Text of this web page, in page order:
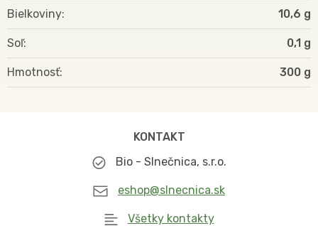
Bielkoviny 10,6 g
Soľ 0,1 g
Hmotnosť 300
KONTAKT
Bio - Slnečnica, s.r.o.
eshop@slnecnica.sk
Všetky kontakty